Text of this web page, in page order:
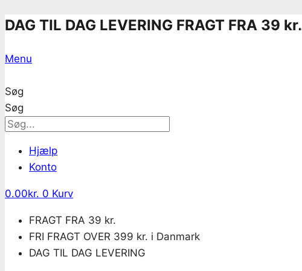
Skip
content
DAG TIL DAG LEVERING FRAGT FRA 39 kr.
Menu
Søg
Søg
Hjælp
Konto
0.00kr. 0 Kurv
FRAGT FRA 39 kr.
FRI FRAGT OVER 399 kr. i Danmark
DAG TIL DAG LEVERING